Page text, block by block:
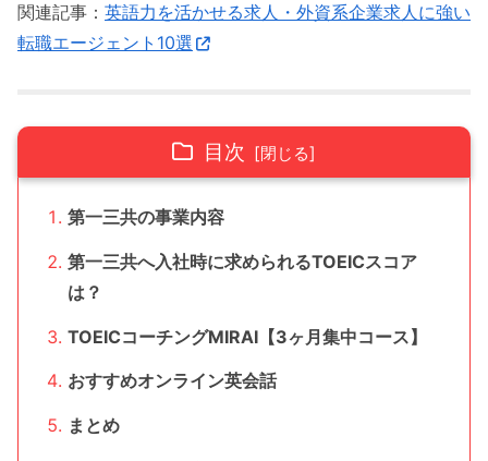
関連記事： 英語力を活かせる求人・外資系企業求人に強い
転職エージェント10選
目次
第一三共の事業内容
第一三共へ入社時に求められるTOEICスコア
は？
TOEICコーチングMIRAI【3ヶ月集中コース】
おすすめオンライン英会話
まとめ